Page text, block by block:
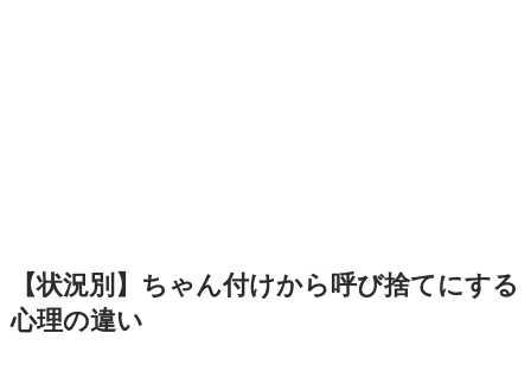
【状況別】ちゃん付けから呼び捨てにする
心理の違い